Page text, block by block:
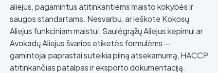
aliejus, pagamintus atitinkantiems maisto kokybės ir
saugos standartams. Nesvarbu, ar ieškote Kokosų
Aliejus funkciniam maistui, Saulėgrąžų Aliejus kepimui ar
Avokadų Aliejus švarios etiketės formulėms —
gamintojai paprastai suteikia pilną atsekamumą, HACCP
atitinkančias patalpas ir eksporto dokumentaciją.